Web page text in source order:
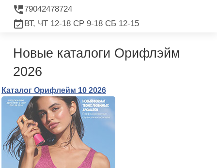
79042478724
ВТ, ЧТ 12-18 СР 9-18 СБ 12-15
Новые каталоги Орифлэйм
2026
Каталог Орифлейм 10 2026